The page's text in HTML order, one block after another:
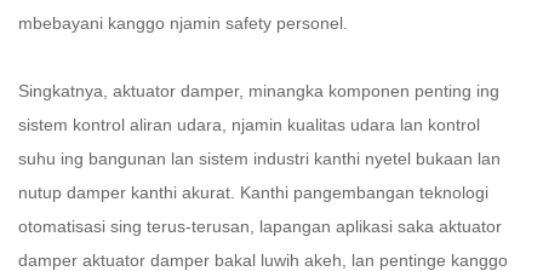
mbebayani kanggo njamin safety personel.
Singkatnya, aktuator damper, minangka komponen penting ing
sistem kontrol aliran udara, njamin kualitas udara lan kontrol
suhu ing bangunan lan sistem industri kanthi nyetel bukaan lan
nutup damper kanthi akurat. Kanthi pangembangan teknologi
otomatisasi sing terus-terusan, lapangan aplikasi saka aktuator
damper aktuator damper bakal luwih akeh, lan pentinge kanggo